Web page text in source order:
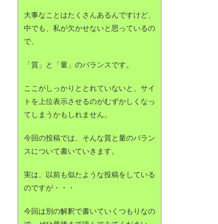
大事なことはたくさんあるんですけど、
中でも、私が欠かせないと思っているの
で、
「質」と「量」のバランスです。
ここがしっかりととれていないと、サイ
トを上位表示させるのがむずかしくなっ
てしまうかもしれません。
今回の投稿では、そんな質と量のバラン
スについて書いていきます。
実は、以前も似たような投稿をしている
のですが・・・
今回は別の解釈で書いていくつもりなの